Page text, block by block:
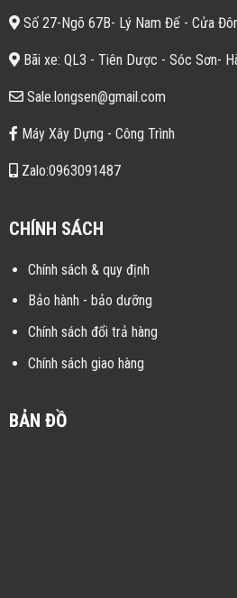
Số 27-Ngõ 67B- Lý Nam Đế - Cửa
Bãi xe: QL3 - Tiên Dược - Sóc Sơn-
Sale.longsen@gmail.com
Máy Xây Dựng - Công Trình
Zalo:0963091487
CHÍNH SÁCH
Chính sách & quy định
Bảo hành - bảo dưỡng
Chính sách đổi trả hàng
Chính sách giao hàng
BẢN ĐỒ